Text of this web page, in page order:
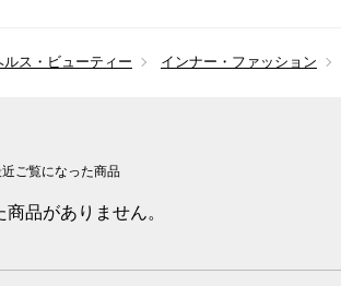
ルス・ビューティー インナー・ファッション
ご覧になった商品
品がありません。